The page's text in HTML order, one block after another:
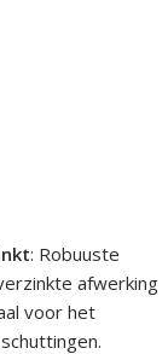
: Robuuste
afwerking
voor het